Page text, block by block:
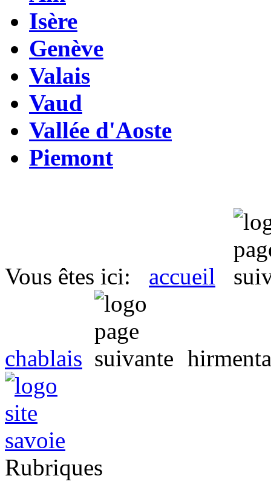
Isère
Genève
Valais
Vaud
Vallée d'Aoste
Piemont
Vous êtes ici: accueil
chablais
Rubriques